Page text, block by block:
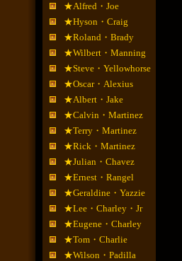
★Alfred・Joe
★Hyson・Craig
★Roland・Brady
★Wilbert・Manning
★Steve・Yellowhorse
★Oscar・Alexius
★Albert・Jake
★Calvin・Martinez
★Terry・Martinez
★Rick・Martinez
★Julian・Chavez
★Ernest・Rangel
★Geraldine・Yazzie
★Lee・Charley・Jr
★Eugene・Charley
★Tom・Charlie
★Wilson・Padilla